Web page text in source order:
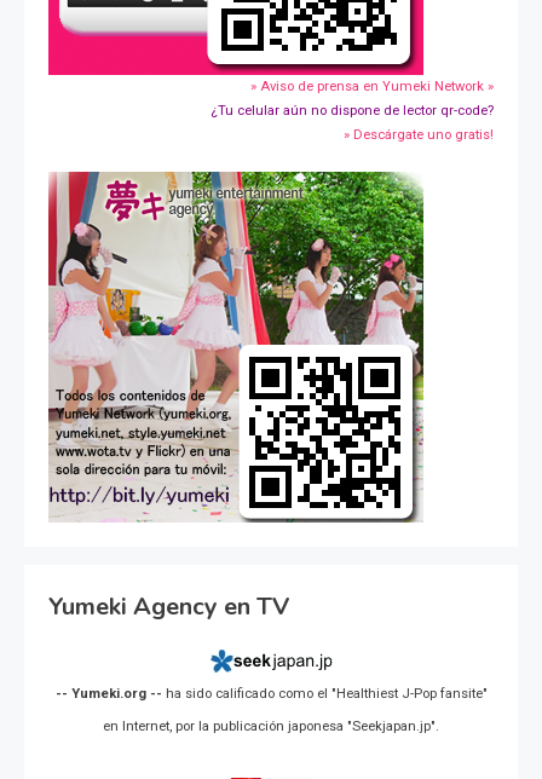
» Aviso de prensa en Yumeki Network »
¿Tu celular aún no dispone de lector qr-code?
» Descárgate uno gratis!
Yumeki Agency en TV
-- Yumeki.org -- ha sido calificado como el "Healthiest J-Pop fansite"
en Internet, por la publicación japonesa "Seekjapan.jp".